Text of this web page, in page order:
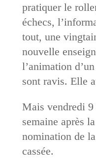
pratiquer le
échecs,
tout, une
nouvelle
l’animation
sont ravis. Elle
Mais vendredi 9
semaine après
nomination de
cassée.